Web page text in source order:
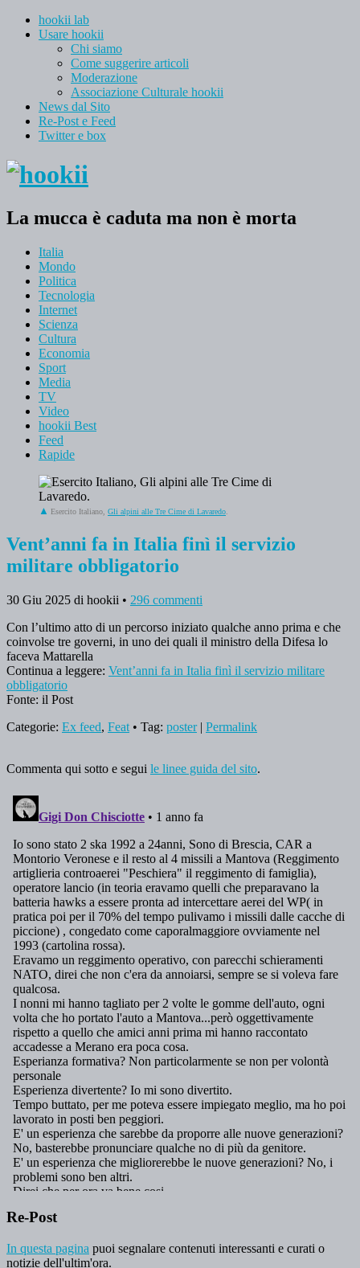
hookii lab
Usare hookii
Chi siamo
Come suggerire articoli
Moderazione
Associazione Culturale hookii
News dal Sito
Re-Post e Feed
Twitter e box
La mucca è caduta ma non è morta
Italia
Mondo
Politica
Tecnologia
Internet
Scienza
Cultura
Economia
Sport
Media
TV
Video
hookii Best
Feed
Rapide
Esercito Italiano, Gli alpini alle Tre Cime di Lavaredo
Vent’anni fa in Italia finì il servizio
militare obbligatorio
30 Giu 2025 di hookii • 296 commenti
Con l’ultimo atto di un percorso iniziato qualche anno prima e che
coinvolse tre governi, in uno dei quali il ministro della Difesa lo
faceva Mattarella
Continua a leggere: Vent’anni fa in Italia finì il servizio militare
obbligatorio
Fonte: il Post
Categorie: Ex feed, Feat • Tag: poster| Permalink
Commenta qui sotto e segui le linee guida del sito.
Re-Post
In questa pagina puoi segnalare contenuti interessanti e curati o
notizie dell'ultim'ora.